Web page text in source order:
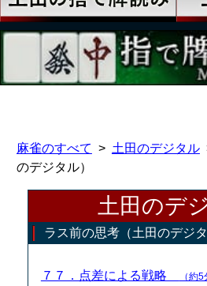
麻雀のすべて 土田のデジタル
のデジタル）
土田のデ
ラス前の思考（土田のデジタ
７７．点差による戦略 （約